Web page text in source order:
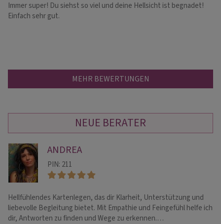
Immer super! Du siehst so viel und deine Hellsicht ist begnadet!
Einfach sehr gut.
MEHR BEWERTUNGEN
NEUE BERATER
ANDREA
PIN: 211
Hellfühlendes Kartenlegen, das dir Klarheit, Unterstützung und
liebevolle Begleitung bietet. Mit Empathie und Feingefühl helfe ich
dir, Antworten zu finden und Wege zu erkennen.…